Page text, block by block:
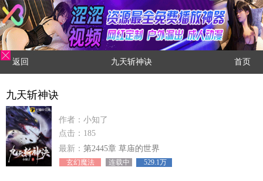
返回 九天斩神诀 首页
九天斩神诀
作者：小知了
点击：185
最新： 第2445章 草庙的世界
玄幻魔法 连载中 529.1万